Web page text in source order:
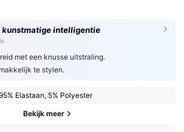
kunstmatige intelligentie
met een knusse uitstraling.
te stylen.
Elastaan, 5% Polyester
Bekijk meer